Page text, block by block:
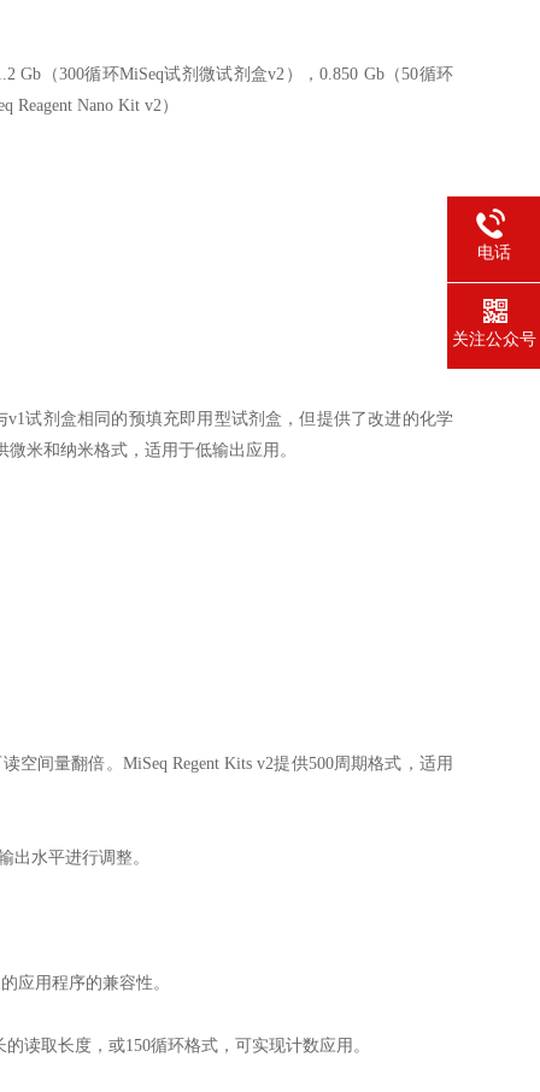
Gb（300循环MiSeq试剂微试剂盒v2），0.850 Gb（50循环
Reagent Nano Kit v2）
v1试剂盒相同的预填充即用型试剂盒，但提供了改进的化学
米和纳米格式，适用于低输出应用。
间量翻倍。MiSeq Regent Kits v2提供500周期格式，适用
出水平进行调整。
应用程序的兼容性。
读取长度，或150循环格式，可实现计数应用。
电话
关注公众号